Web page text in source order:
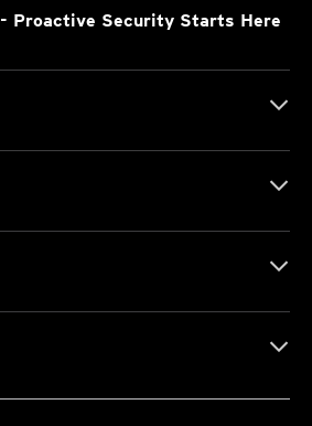
- Proactive Security Starts Here